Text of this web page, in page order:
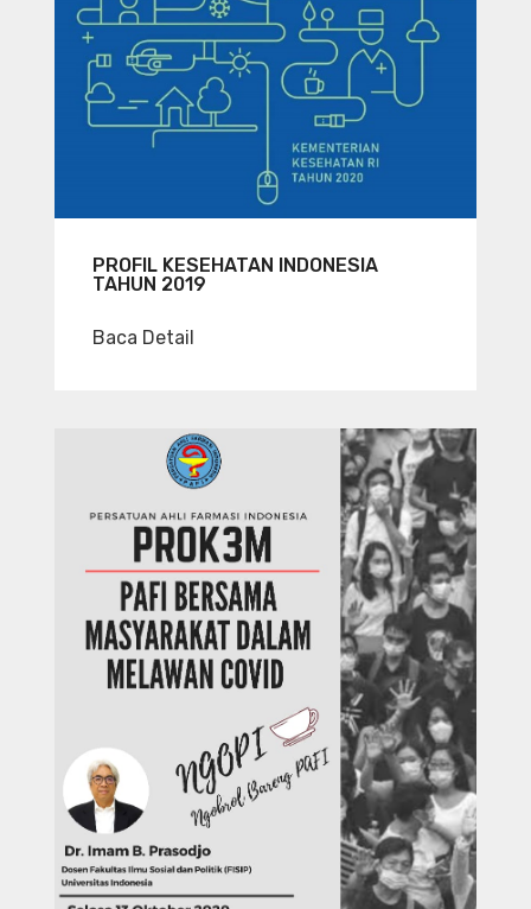
PROFIL KESEHATAN INDONESIA
TAHUN 2019
Baca Detail